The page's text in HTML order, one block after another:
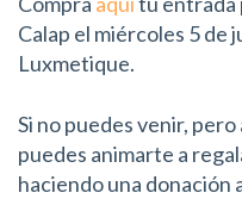
Calap el miércoles 5 de
Luxmetique.
Si no puedes venir,
puedes animarte a
haciendo una donación